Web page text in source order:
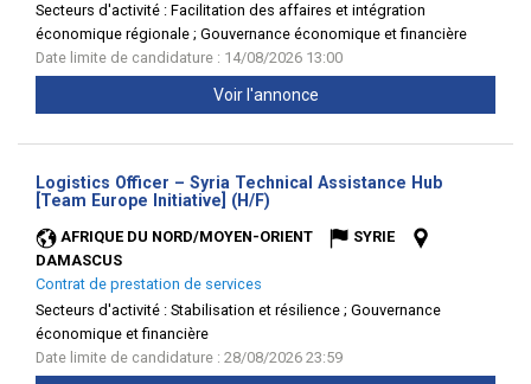
Secteurs d'activité : Facilitation des affaires et intégration
économique régionale ; Gouvernance économique et financière
Date limite de candidature : 14/08/2026 13:00
Voir l'annonce
Logistics Officer – Syria Technical Assistance Hub
[Team Europe Initiative] (H/F)
AFRIQUE DU NORD/MOYEN-ORIENT
SYRIE
DAMASCUS
Contrat de prestation de services
Secteurs d'activité : Stabilisation et résilience ; Gouvernance
économique et financière
Date limite de candidature : 28/08/2026 23:59